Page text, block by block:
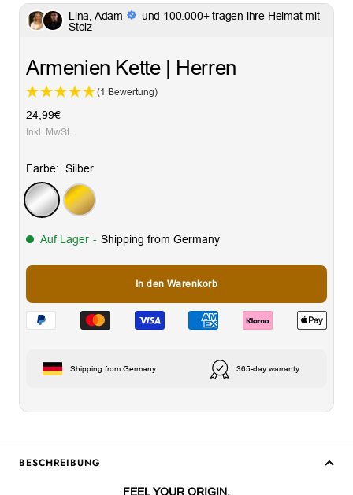
Slide
SlideSlideSlide
Lina, Adam
und 100.000+ tragen ihre Heimat mit
Stolz
Armenien Kette | Herren
(1 Bewertung)
Angebotspreis
24,99€
Inkl. MwSt.
Farbe: Silber
Silber
Gold
Auf Lager - Shipping from Germany
In den Warenkorb
Shipping from Germany 365-day warranty
BESCHREIBUNG
FEEL YOUR ORIGIN.